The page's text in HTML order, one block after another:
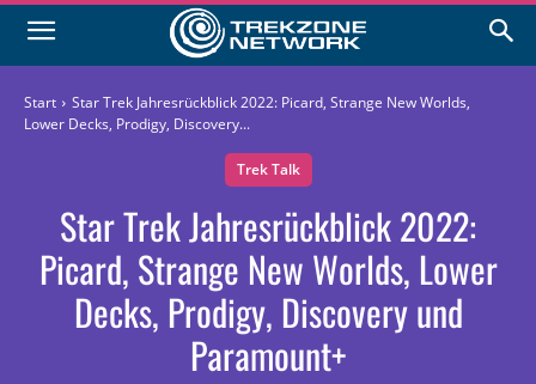
Start
Star Trek Jahresrückblick 2022: Picard, Strange New Worlds,
Lower Decks, Prodigy, Discovery...
Trek Talk
Star Trek Jahresrückblick 2022:
Picard, Strange New Worlds, Lower
Decks, Prodigy, Discovery und
Paramount+